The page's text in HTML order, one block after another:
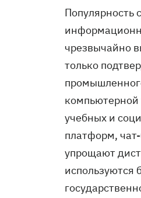
Популярность
чрезвычайно
только
компьютерной
учебных и
платформ,
упрощают
используются